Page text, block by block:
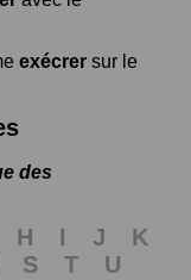
exécrer sur le
des
H I J
K
S T
U